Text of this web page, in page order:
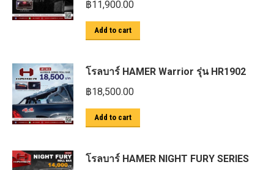
฿11,900.00
Add to cart
โรลบาร์ HAMER Warrior รุ่น HR1902
฿18,500.00
Add to cart
โรลบาร์ HAMER NIGHT FURY SERIES